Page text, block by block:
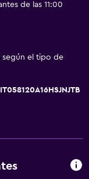
de las 11:00
según el tipo de